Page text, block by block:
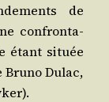
de
confron­ta­
étant située
Dulac,